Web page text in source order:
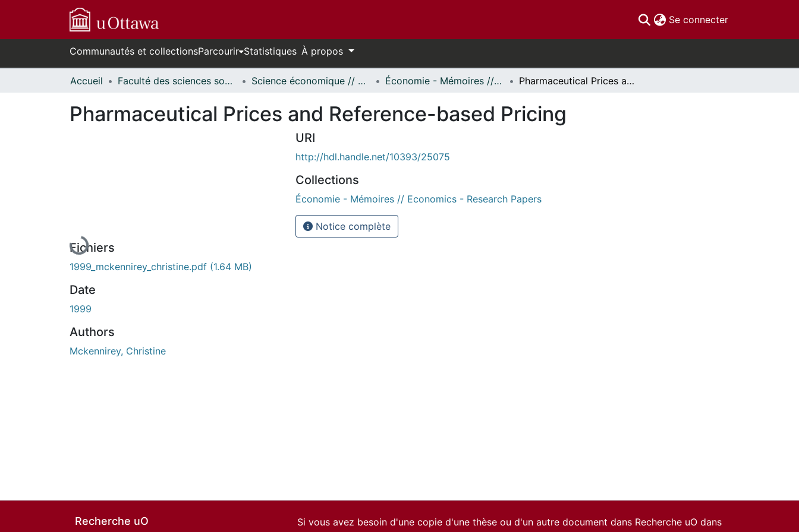
Se connecter(current)
Communautés et collectionsParcourir Statistiques À propos
Accueil Faculté des sciences sociales // Faculty of Social Sciences Science économique // Economics Économie - Mémoires // Economics - Research Papers Pharmaceutical Prices and Reference-based Pricing
Pharmaceutical Prices and Reference-based Pricing
En cours de chargement...
Fichiers
1999_mckennirey_christine.pdf (1.64 MB)
Date
1999
Authors
Mckennirey, Christine
URI
http://hdl.handle.net/10393/25075
Collections
Économie - Mémoires // Economics - Research Papers
Notice complète
Recherche uO
Si vous avez besoin d'une copie d'une thèse ou d'un autre document dans Recherche uO dans